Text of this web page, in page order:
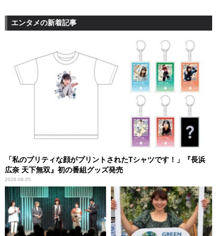
エンタメの新着記事
「私のプリティな顔がプリントされたTシャツです！」『長浜
広奈 天下無双』初の番組グッズ発売
2026.08.05